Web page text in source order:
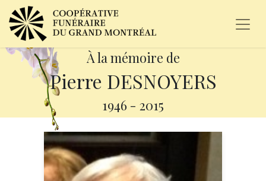
À la mémoire de
Pierre DESNOYERS
1946 - 2015